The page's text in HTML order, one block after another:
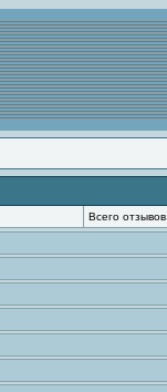
Всего отзывов: